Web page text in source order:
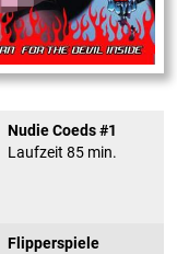
Nudie Coeds #1
Laufzeit 85 min.
Flipperspiele